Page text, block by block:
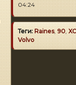
04:24
Теги: Raines, 90, XC
Volvo